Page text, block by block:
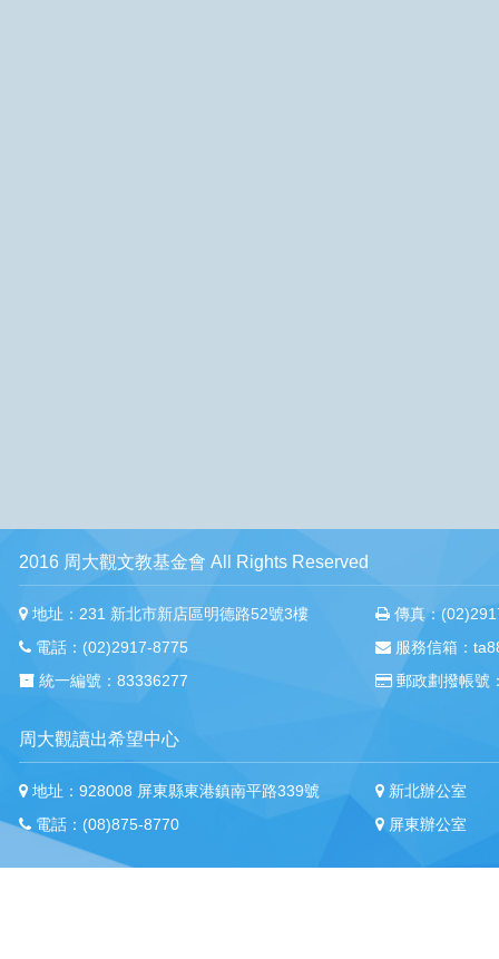
2016 周大觀文教基金會 All Rights Reserved
地址：231 新北市新店區明德路52號3樓
電話：(02)2917-8775
統一編號：83336277
傳真：
服務信箱：
郵政劃撥帳號
周大觀讀出希望中心
地址：928008 屏東縣東港鎮南平路339號
電話：(08)875-8770
新北辦公室
屏東辦公室